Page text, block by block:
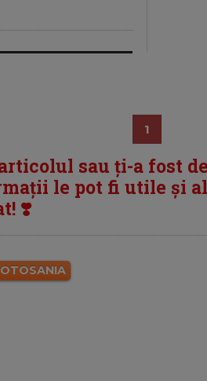
1
sau ți-a fost
le pot fi utile și
❣️